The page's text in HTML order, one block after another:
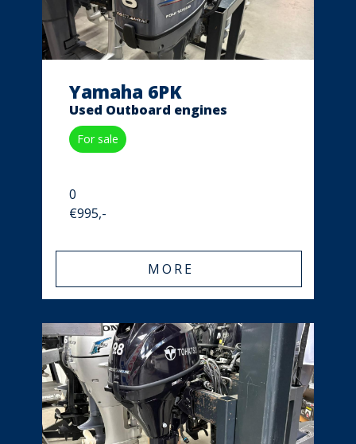
Yamaha 6PK
Used Outboard engines
For sale
0
€995,-
MORE